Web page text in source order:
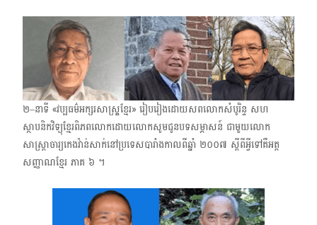
២–នាទី «វប្បធម៌អក្សរសាស្ត្ខ្រខ្មែរ» រៀបរៀងដោយសពលោកសំបូរិន្ទ សហ
ស្ថាបនិកវិទ្យុខ្មែរពិភពលោក​ដោយលោកសូមជូនបទសម្ភាសន៍ ជាមួយលោក
សាស្ត្រាចារ្យកេង​វ៉ាន់សាក់នៅប្រទេសបារាំង​កាលពីឆ្នាំ ២០០៧ ​ស្ដីពីអ្វីទៅគឺអត្ត
សញ្ញាណខ្មែរ ភាគ ៦​ ។